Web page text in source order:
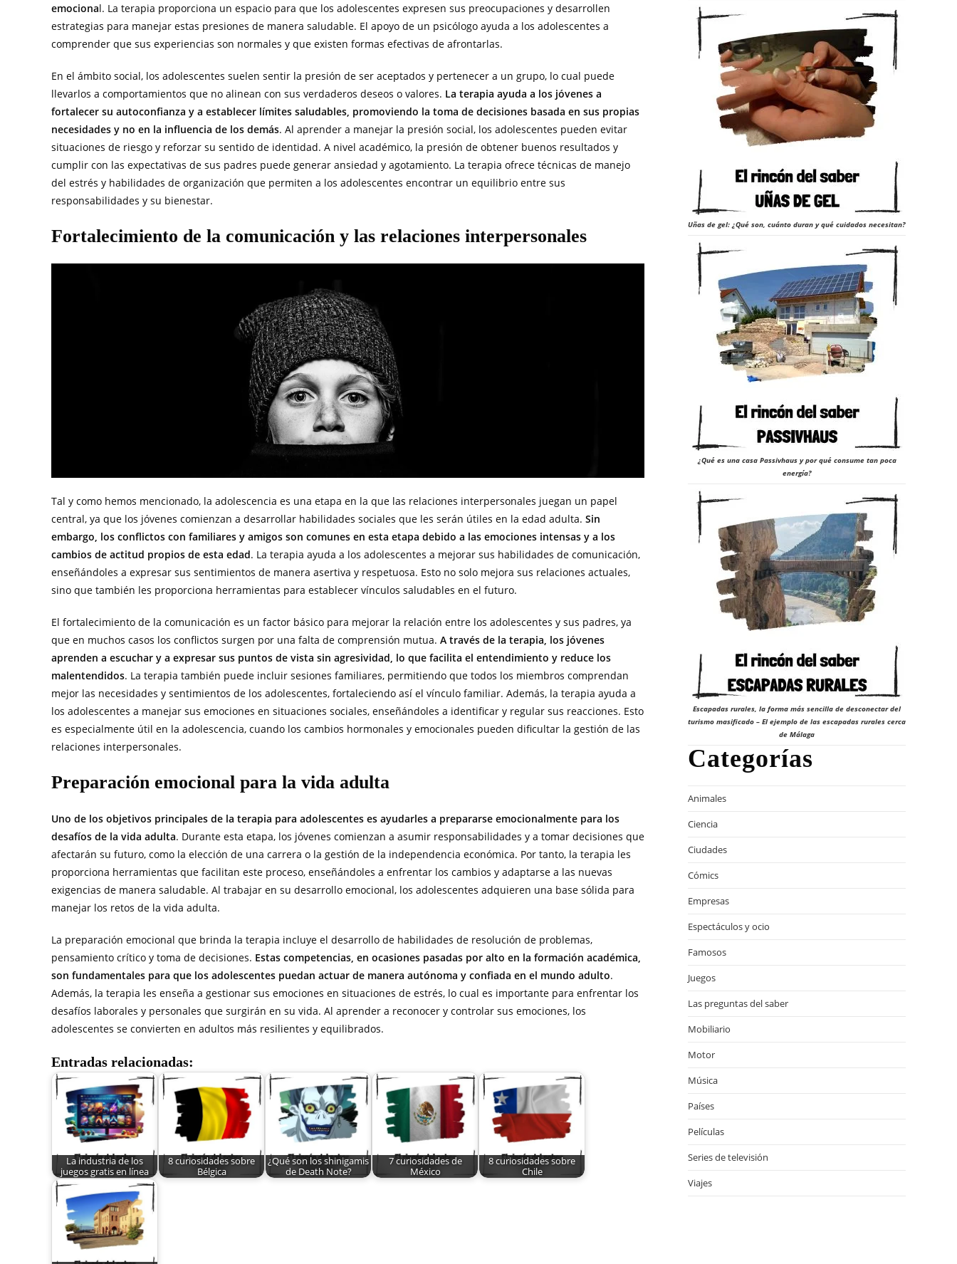
emocional. La terapia proporciona un espacio para que los adolescentes expresen sus preocupaciones y desarrollen
estrategias para manejar estas presiones de manera saludable. El apoyo de un psicólogo ayuda a los adolescentes a
comprender que sus experiencias son normales y que existen formas efectivas de afrontarlas.
En el ámbito social, los adolescentes suelen sentir la presión de ser aceptados y pertenecer a un grupo, lo cual puede
llevarlos a comportamientos que no alinean con sus verdaderos deseos o valores. La terapia ayuda a los jóvenes a
fortalecer su autoconfianza y a establecer límites saludables, promoviendo la toma de decisiones basada en sus propias
necesidades y no en la influencia de los demás. Al aprender a manejar la presión social, los adolescentes pueden evitar
situaciones de riesgo y reforzar su sentido de identidad. A nivel académico, la presión de obtener buenos resultados y
cumplir con las expectativas de sus padres puede generar ansiedad y agotamiento. La terapia ofrece técnicas de manejo
del estrés y habilidades de organización que permiten a los adolescentes encontrar un equilibrio entre sus
responsabilidades y su bienestar.
Fortalecimiento de la comunicación y las relaciones interpersonales
Tal y como hemos mencionado, la adolescencia es una etapa en la que las relaciones interpersonales juegan un papel
central, ya que los jóvenes comienzan a desarrollar habilidades sociales que les serán útiles en la edad adulta. Sin
embargo, los conflictos con familiares y amigos son comunes en esta etapa debido a las emociones intensas y a los
cambios de actitud propios de esta edad. La terapia ayuda a los adolescentes a mejorar sus habilidades de comunicación,
enseñándoles a expresar sus sentimientos de manera asertiva y respetuosa. Esto no solo mejora sus relaciones actuales,
sino que también les proporciona herramientas para establecer vínculos saludables en el futuro.
El fortalecimiento de la comunicación es un factor básico para mejorar la relación entre los adolescentes y sus padres, ya
que en muchos casos los conflictos surgen por una falta de comprensión mutua. A través de la terapia, los jóvenes
aprenden a escuchar y a expresar sus puntos de vista sin agresividad, lo que facilita el entendimiento y reduce los
malentendidos. La terapia también puede incluir sesiones familiares, permitiendo que todos los miembros comprendan
mejor las necesidades y sentimientos de los adolescentes, fortaleciendo así el vínculo familiar. Además, la terapia ayuda a
los adolescentes a manejar sus emociones en situaciones sociales, enseñándoles a identificar y regular sus reacciones. Esto
es especialmente útil en la adolescencia, cuando los cambios hormonales y emocionales pueden dificultar la gestión de las
relaciones interpersonales.
Preparación emocional para la vida adulta
Uno de los objetivos principales de la terapia para adolescentes es ayudarles a prepararse emocionalmente para los
desafíos de la vida adulta. Durante esta etapa, los jóvenes comienzan a asumir responsabilidades y a tomar decisiones que
afectarán su futuro, como la elección de una carrera o la gestión de la independencia económica. Por tanto, la terapia les
proporciona herramientas que facilitan este proceso, enseñándoles a enfrentar los cambios y adaptarse a las nuevas
exigencias de manera saludable. Al trabajar en su desarrollo emocional, los adolescentes adquieren una base sólida para
manejar los retos de la vida adulta.
La preparación emocional que brinda la terapia incluye el desarrollo de habilidades de resolución de problemas,
pensamiento crítico y toma de decisiones. Estas competencias, en ocasiones pasadas por alto en la formación académica,
son fundamentales para que los adolescentes puedan actuar de manera autónoma y confiada en el mundo adulto.
Además, la terapia les enseña a gestionar sus emociones en situaciones de estrés, lo cual es importante para enfrentar los
desafíos laborales y personales que surgirán en su vida. Al aprender a reconocer y controlar sus emociones, los
adolescentes se convierten en adultos más resilientes y equilibrados.
Entradas relacionadas:
La industria de los
juegos gratis en línea
8 curiosidades sobre
Bélgica
¿Qué son los shinigamis
de Death Note?
7 curiosidades de
México
8 curiosidades sobre
Chile
Uñas de gel: ¿Qué son, cuánto duran y qué cuidados necesitan?
¿Qué es una casa Passivhaus y por qué consume tan poca
energía?
Escapadas rurales, la forma más sencilla de desconectar del
turismo masificado – El ejemplo de las escapadas rurales cerca
de Málaga
Categorías
Animales
Ciencia
Ciudades
Cómics
Empresas
Espectáculos y ocio
Famosos
Juegos
Las preguntas del saber
Mobiliario
Motor
Música
Países
Películas
Series de televisión
Viajes